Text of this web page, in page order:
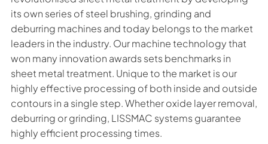
its own series of steel brushing, grinding and
deburring machines and today belongs to the market
leaders in the industry. Our machine technology that
won many innovation awards sets benchmarks in
sheet metal treatment. Unique to the market is our
highly effective processing of both inside and outside
contours in a single step. Whether oxide layer removal,
deburring or grinding, LISSMAC systems guarantee
highly efficient processing times.